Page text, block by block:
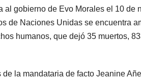
al gobierno de Evo Morales el 10 de
de Naciones Unidas se encuentra
humanos, que dejó 35 muertos,
la mandataria de facto Jeanine